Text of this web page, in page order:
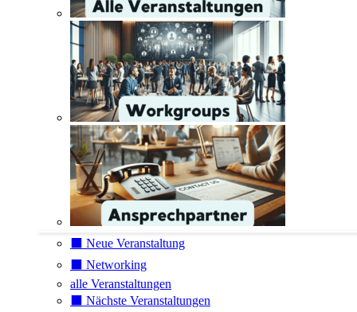
⬛️ Neue Veranstaltung
⬛️ Networking
alle Veranstaltungen
⬛️ Nächste Veranstaltungen